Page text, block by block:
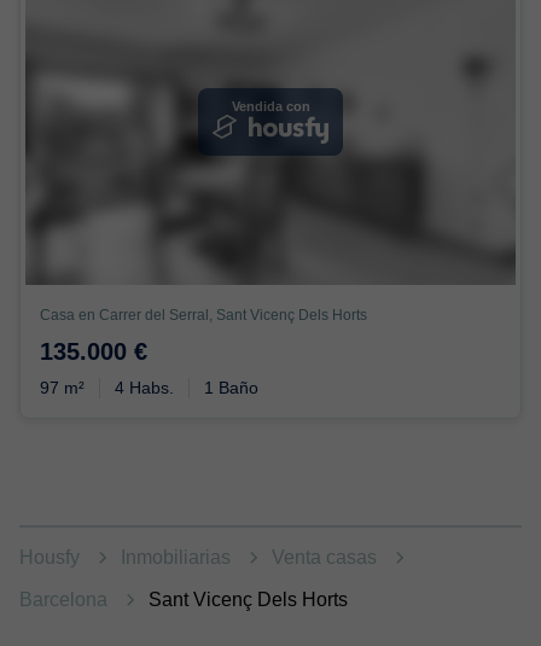
Vendida con
Casa en Carrer del Serral, Sant Vicenç Dels Horts
135.000 €
97 m² 4 Habs. 1 Baño
Housfy Inmobiliarias Venta casas
Barcelona Sant Vicenç Dels Horts